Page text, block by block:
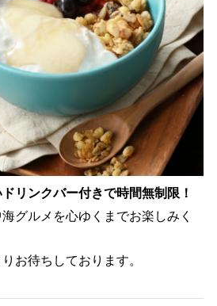
リンクバー付きで時間無制限！
グルメを心ゆくまでお楽しみく
お待ちしております。